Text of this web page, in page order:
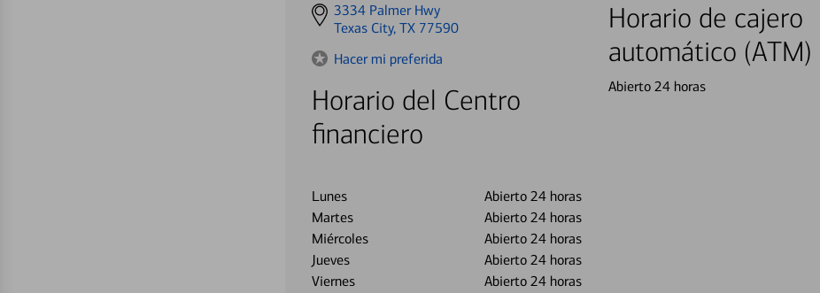
Get
directions
3334 Palmer Hwy
Texas City, TX 77590
Hacer mi preferida
Horario del Centro
financiero
Lunes
Abierto 24 horas
Martes
Abierto 24 horas
Miércoles
Abierto 24 horas
Jueves
Abierto 24 horas
Viernes
Abierto 24 horas
Horario de cajero
automático (ATM)
Abierto 24 horas